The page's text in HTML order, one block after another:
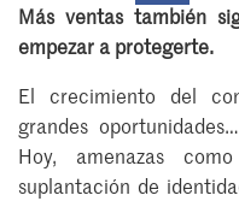
Más ventas también
empezar a protegerte.
El crecimiento del
grandes
Hoy, amenazas
suplantación de